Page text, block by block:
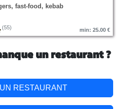
fast-food, kebab
(55) min: 25.00 €
un restaurant ?
RESTAURANT